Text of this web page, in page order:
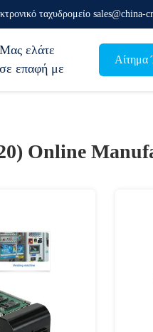
ταχυδρομείο sales@china-
Μας ελάτε
σε επαφή με
Αίτημα
Online